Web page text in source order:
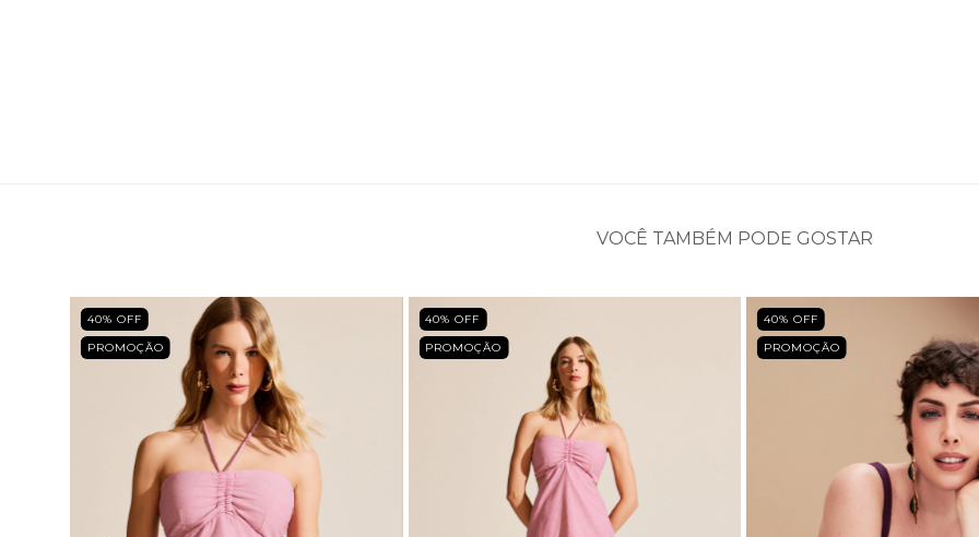
VOCÊ TAMBÉM PODE GOSTAR
40% OFF
PROMOÇÃO
40% OFF
PROMOÇÃO
40% OFF
PROMOÇÃO